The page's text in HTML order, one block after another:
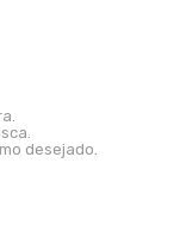
desejado.